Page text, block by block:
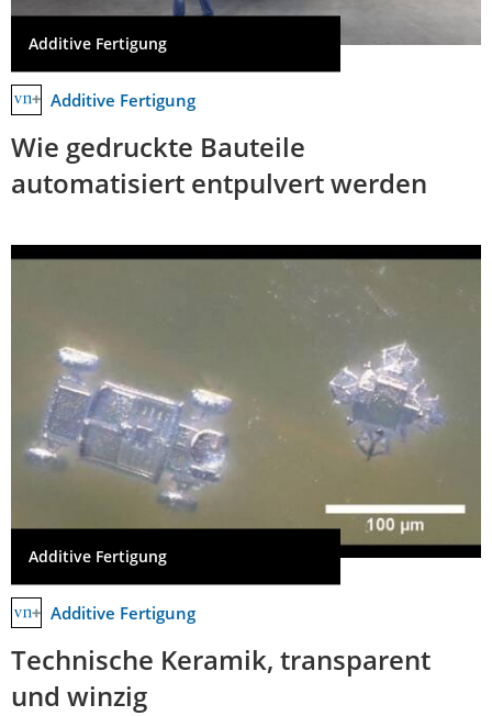
Additive Fertigung
Additive Fertigung
Wie gedruckte Bauteile
automatisiert entpulvert werden
Additive Fertigung
Additive Fertigung
Technische Keramik, transparent
und winzig